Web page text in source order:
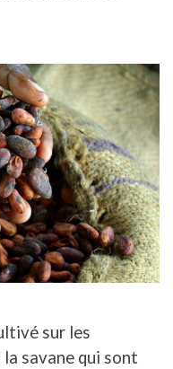
sur les
savane qui sont